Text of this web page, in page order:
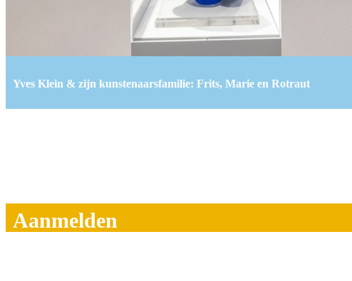
Yves Klein & zijn kunstenaarsfamilie: Frits, Marie en Rotraut
Aanmelden